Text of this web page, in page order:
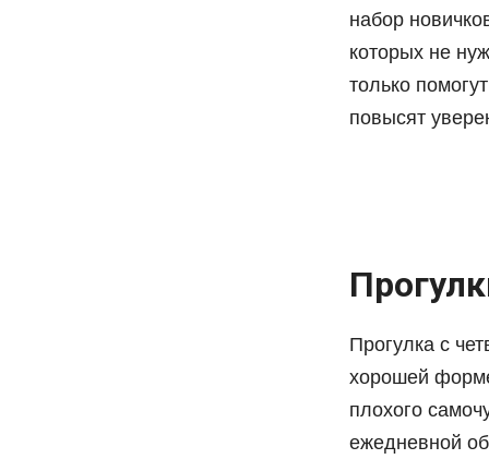
набор
которых не
только
повысят
Прогулка с
хорошей
плохого
ежедневной